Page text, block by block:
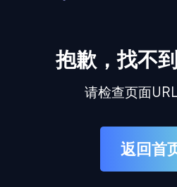
抱歉，找不
请检查页面
返回首